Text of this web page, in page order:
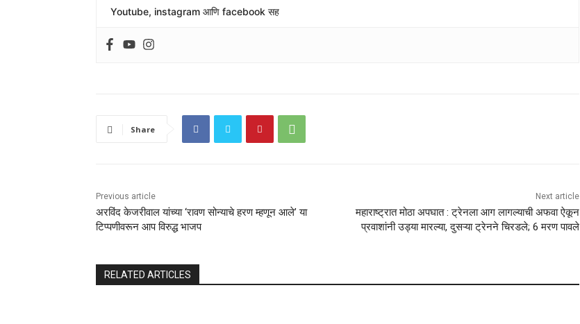
Youtube, instagram आणि facebook सह
Share
Previous article
अरविंद केजरीवाल यांच्या ‘रावण सोन्याचे हरण म्हणून आले’ या
टिप्पणीवरून आप विरुद्ध भाजप
Next article
महाराष्ट्रात मोठा अपघात : ट्रेनला आग लागल्याची अफवा ऐकून
प्रवाशांनी उड्या मारल्या, दुसऱ्या ट्रेनने चिरडले; 6 मरण पावले
RELATED ARTICLES